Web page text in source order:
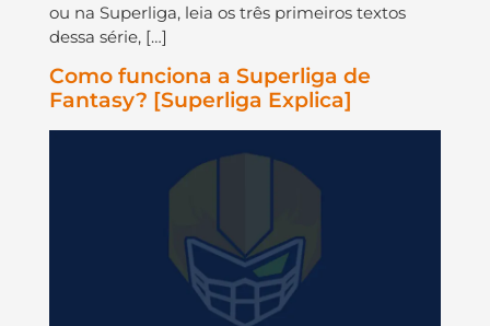
ou na Superliga, leia os três primeiros textos
dessa série, […]
Como funciona a Superliga de
Fantasy? [Superliga Explica]